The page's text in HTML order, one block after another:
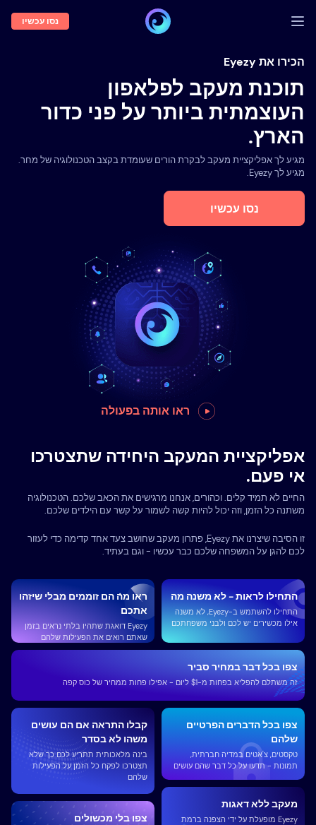
התחברות
הדגמה
תכונות
אודותנו
בלוג
נסו עכשיו
הכירו את Eyezy
תוכנת מעקב לפלאפון
העוצמתית ביותר על פני כדור
הארץ.
מגיע לך אפליקציית מעקב לבקרת הורים שעומדת בקצב הטכנולוגיה של מחר.
מגיע לך Eyezy.
נסו עכשיו
ראו אותה בפעולה
אפליקציית המעקב היחידה שתצטרכו
אי פעם.
החיים לא תמיד קלים. וכהורים, אנחנו מרגישים את הכאב שלכם. הטכנולוגיה
משתנה כל הזמן, וזה יכול להיות קשה לשמור על קשר עם הילדים שלכם.
זו הסיבה שיצרנו את Eyezy, פתרון מעקב שחושב צעד אחד קדימה כדי לעזור
לכם להגן על המשפחה שלכם כבר עכשיו - וגם בעתיד.
התחילו לראות - לא משנה מה
התחילו להשתמש ב-Eyezy, לא משנה
אילו מכשירים יש לכם ולבני משפחתכם
ראו מה הם זוממים מבלי שיזהו
אתכם
Eyezy דואגת שתהיו בלתי נראים בזמן
שאתם רואים את הפעילות שלהם
מעקב ללא דאגות
Eyezy מופעלת על ידי הצפנה ברמת
צפו בכל הדברים הפרטיים
שלהם
טקסטים, צ'אטים במדיה חברתית,
תמונות - תדעו על כל דבר שהם עושים
צפו בכל דבר במחיר סביר
זה משתלם להפליא בפחות מ-$1 ליום - אפילו פחות ממחיר של כוס קפה
קבלו התראה אם ​​הם עושים
משהו לא בסדר
בינה מלאכותית תתריע לכם כך שלא
תצטרכו לפקח כל הזמן על הפעילות
שלהם
צפו בלי מכשולים